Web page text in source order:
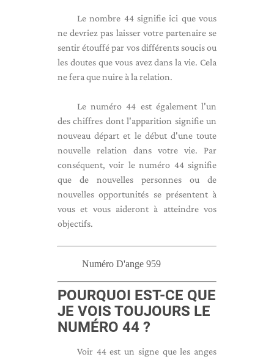
Le nombre 44 signifie ici que vous
ne devriez pas laisser votre partenaire se
sentir étouffé par vos différents soucis ou
les doutes que vous avez dans la vie. Cela
ne fera que nuire à la relation.
Le numéro 44 est également l'un
des chiffres dont l'apparition signifie un
nouveau départ et le début d'une toute
nouvelle relation dans votre vie. Par
conséquent, voir le numéro 44 signifie
que de nouvelles personnes ou de
nouvelles opportunités se présentent à
vous et vous aideront à atteindre vos
objectifs.
Numéro D'ange 959
POURQUOI EST-CE QUE
JE VOIS TOUJOURS LE
NUMÉRO 44 ?
Voir 44 est un signe que les anges